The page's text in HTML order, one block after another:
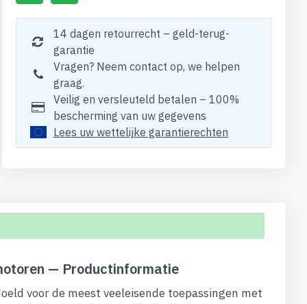
14 dagen retourrecht – geld-terug-
garantie
Vragen? Neem contact op, we helpen
graag.
Veilig en versleuteld betalen – 100%
bescherming van uw gegevens
Lees uw wettelijke garantierechten
— Productinformatie
voor de meest veeleisende toepassingen met